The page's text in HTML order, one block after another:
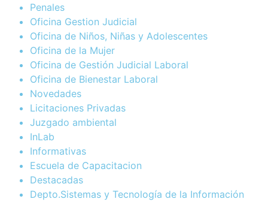
Penales
Oficina Gestion Judicial
Oficina de Niños, Niñas y Adolescentes
Oficina de la Mujer
Oficina de Gestión Judicial Laboral
Oficina de Bienestar Laboral
Novedades
Licitaciones Privadas
Juzgado ambiental
InLab
Informativas
Escuela de Capacitacion
Destacadas
Depto.Sistemas y Tecnología de la Información